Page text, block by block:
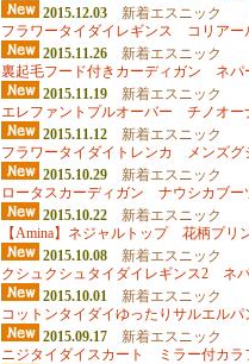
2015.12.03新着エスニック
フラワータイダイレギンス
コリアー
2015.11.26新着エスニック
裏起毛フード付きカーディガン
ネパ
2015.11.19新着エスニック
エレファントプルオーバー
チノオー
2015.11.12新着エスニック
フラワータイダイトレンカ
メンズ
2015.10.29新着エスニック
ロータスカーディガン
ナウシカブー
2015.10.22新着エスニック
【Amina】ネジャルトップ
花柄プリ
2015.10.08新着エスニック
クシュクシュタイダイレギンス2
ネ
2015.10.01新着エスニック
コットンタイダイゆったりサルエルパ
2015.09.17新着エスニック
ニジタイダイスカート
ミラー付カ